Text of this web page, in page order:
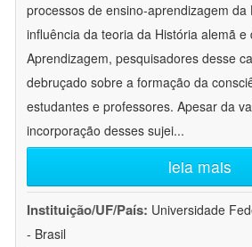
processos de ensino-aprendizagem da
influência da teoria da História alemã e
Aprendizagem, pesquisadores desse
debruçado sobre a formação da
estudantes e professores. Apesar da
incorporação desses sujei...
leia mais
Instituição/UF/País: Universidade
- Brasil